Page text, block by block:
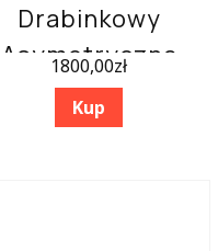
Drabinkowy
Asymetryczna
Biały YA 090-050
1800,00zł
Kup